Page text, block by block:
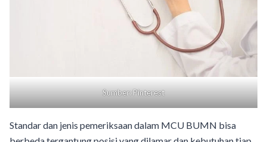
Sumber: Pinterest
Standar dan jenis pemeriksaan dalam MCU BUMN bisa